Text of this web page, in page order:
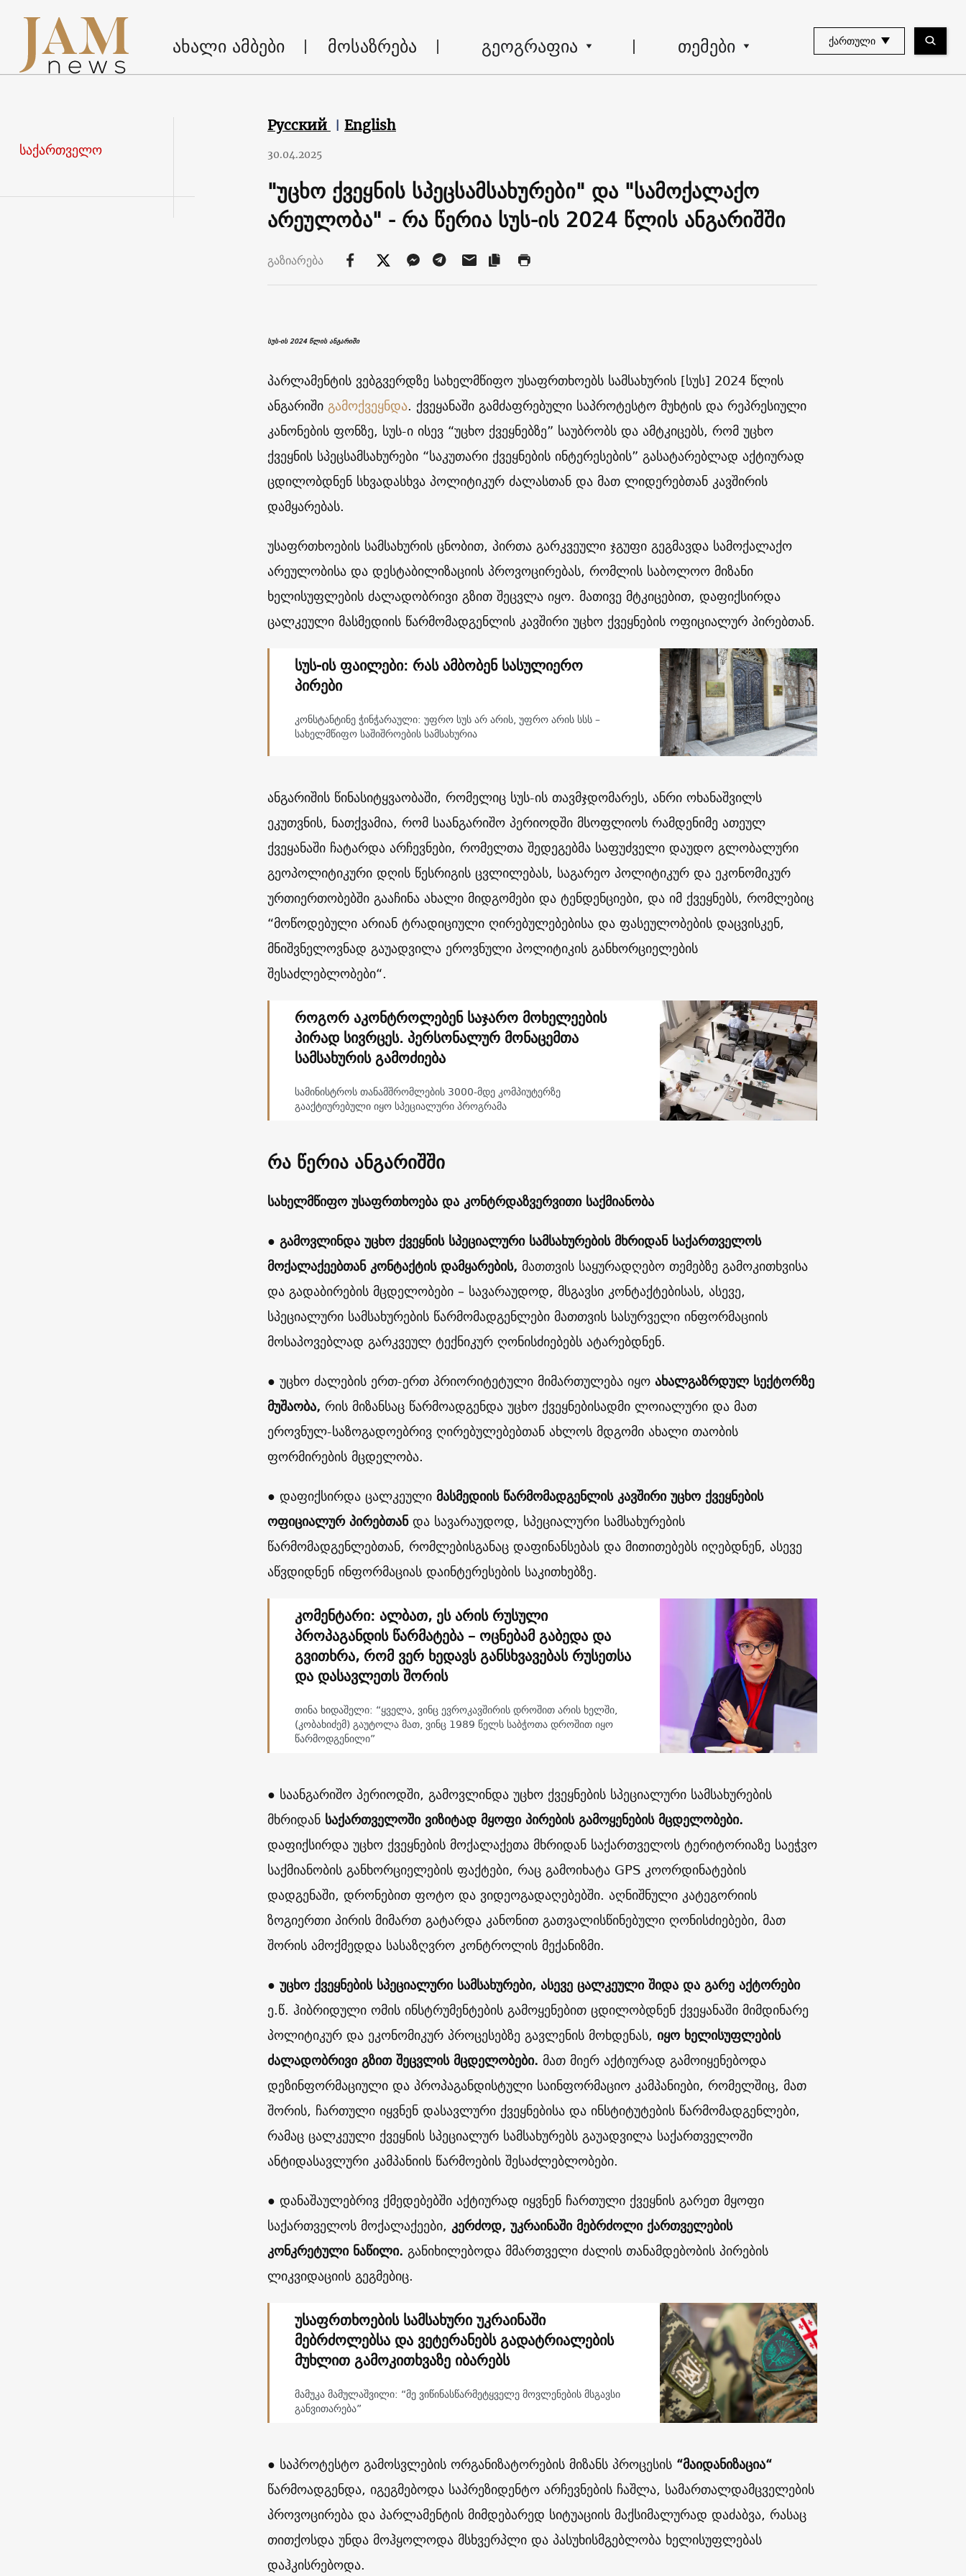
ახალი ამბები მოსაზრება გეოგრაფია თემები ᲥᲐᲠᲗᲣᲚᲘ
საქართველო
Русский English
30.04.2025
"უცხო ქვეყნის სპეცსამსახურები" და "სამოქალაქო
არეულობა" - რა წერია სუს-ის 2024 წლის ანგარიშში
გაზიარება
სუს-ის 2024 წლის ანგარიში
პარლამენტის ვებგვერდზე სახელმწიფო უსაფრთხოებს სამსახურის [სუს] 2024 წლის
ანგარიშიგამოქვეყნდა. ქვეყანაში გამძაფრებული საპროტესტო მუხტის და რეპრესიული
კანონების ფონზე, სუს-ი ისევ “უცხო ქვეყნებზე” საუბრობს და ამტკიცებს, რომ უცხო
ქვეყნის სპეცსამსახურები “საკუთარი ქვეყნების ინტერესების” გასატარებლად აქტიურად
ცდილობდნენ სხვადასხვა პოლიტიკურ ძალასთან და მათ ლიდერებთან კავშირის
დამყარებას.
უსაფრთხოების სამსახურის ცნობით, პირთა გარკვეული ჯგუფი გეგმავდა სამოქალაქო
არეულობისა და დესტაბილიზაციის პროვოცირებას, რომლის საბოლოო მიზანი
ხელისუფლების ძალადობრივი გზით შეცვლა იყო. მათივე მტკიცებით, დაფიქსირდა
ცალკეული მასმედიის წარმომადგენლის კავშირი უცხო ქვეყნების ოფიციალურ პირებთან.
სუს-ის ფაილები: რას ამბობენ სასულიერო
პირები
კონსტანტინე ჭინჭარაული: უფრო სუს არ არის, უფრო არის სსს –
სახელმწიფო საშიშროების სამსახურია
ანგარიშის წინასიტყვაობაში, რომელიც სუს-ის თავმჯდომარეს, ანრი ოხანაშვილს
ეკუთვნის, ნათქვამია, რომ საანგარიშო პერიოდში მსოფლიოს რამდენიმე ათეულ
ქვეყანაში ჩატარდა არჩევნები, რომელთა შედეგებმა საფუძველი დაუდო გლობალური
გეოპოლიტიკური დღის წესრიგის ცვლილებას, საგარეო პოლიტიკურ და ეკონომიკურ
ურთიერთობებში გააჩინა ახალი მიდგომები და ტენდენციები, და იმ ქვეყნებს, რომლებიც
“მოწოდებული არიან ტრადიციული ღირებულებებისა და ფასეულობების დაცვისკენ,
მნიშვნელოვნად გაუადვილა ეროვნული პოლიტიკის განხორციელების
შესაძლებლობები“.
როგორ აკონტროლებენ საჯარო მოხელეების
პირად სივრცეს. პერსონალურ მონაცემთა
სამსახურის გამოძიება
სამინისტროს თანამშრომლების 3000-მდე კომპიუტერზე
გააქტიურებული იყო სპეციალური პროგრამა
რა წერია ანგარიშში
სახელმწიფო უსაფრთხოება და კონტრდაზვერვითი საქმიანობა
● გამოვლინდა უცხო ქვეყნის სპეციალური სამსახურების მხრიდან საქართველოს
მოქალაქეებთან კონტაქტის დამყარების, მათთვის საყურადღებო თემებზე გამოკითხვისა
და გადაბირების მცდელობები – სავარაუდოდ, მსგავსი კონტაქტებისას, ასევე,
სპეციალური სამსახურების წარმომადგენლები მათთვის სასურველი ინფორმაციის
მოსაპოვებლად გარკვეულ ტექნიკურ ღონისძიებებს ატარებდნენ.
● უცხო ძალების ერთ-ერთ პრიორიტეტული მიმართულება იყო ახალგაზრდულ სექტორზე
მუშაობა, რის მიზანსაც წარმოადგენდა უცხო ქვეყნებისადმი ლოიალური და მათ
ეროვნულ-საზოგადოებრივ ღირებულებებთან ახლოს მდგომი ახალი თაობის
ფორმირების მცდელობა.
● დაფიქსირდა ცალკეულიმასმედიის წარმომადგენლის კავშირი უცხო ქვეყნების
ოფიციალურ პირებთანდა სავარაუდოდ, სპეციალური სამსახურების
წარმომადგენლებთან, რომლებისგანაც დაფინანსებას და მითითებებს იღებდნენ, ასევე
აწვდიდნენ ინფორმაციას დაინტერესების საკითხებზე.
კომენტარი: ალბათ, ეს არის რუსული
პროპაგანდის წარმატება – ოცნებამ გაბედა და
გვითხრა, რომ ვერ ხედავს განსხვავებას რუსეთსა
და დასავლეთს შორის
თინა ხიდაშელი: “ყველა, ვინც ევროკავშირის დროშით არის ხელში,
(კობახიძემ) გაუტოლა მათ, ვინც 1989 წელს საბჭოთა დროშით იყო
წარმოდგენილი”
● საანგარიშო პერიოდში, გამოვლინდა უცხო ქვეყნების სპეციალური სამსახურების
მხრიდან საქართველოში ვიზიტად მყოფი პირების გამოყენების მცდელობები.
დაფიქსირდა უცხო ქვეყნების მოქალაქეთა მხრიდან საქართველოს ტერიტორიაზე საეჭვო
საქმიანობის განხორციელების ფაქტები, რაც გამოიხატა GPS კოორდინატების
დადგენაში, დრონებით ფოტო და ვიდეოგადაღებებში. აღნიშნული კატეგორიის
ზოგიერთი პირის მიმართ გატარდა კანონით გათვალისწინებული ღონისძიებები, მათ
შორის ამოქმედდა სასაზღვრო კონტროლის მექანიზმი.
● უცხო ქვეყნების სპეციალური სამსახურები, ასევე ცალკეული შიდა და გარე აქტორები
ე.წ. ჰიბრიდული ომის ინსტრუმენტების გამოყენებით ცდილობდნენ ქვეყანაში მიმდინარე
პოლიტიკურ და ეკონომიკურ პროცესებზე გავლენის მოხდენას, იყო ხელისუფლების
ძალადობრივი გზით შეცვლის მცდელობები. მათ მიერ აქტიურად გამოიყენებოდა
დეზინფორმაციული და პროპაგანდისტული საინფორმაციო კამპანიები, რომელშიც, მათ
შორის, ჩართული იყვნენ დასავლური ქვეყნებისა და ინსტიტუტების წარმომადგენლები,
რამაც ცალკეული ქვეყნის სპეციალურ სამსახურებს გაუადვილა საქართველოში
ანტიდასავლური კამპანიის წარმოების შესაძლებლობები.
● დანაშაულებრივ ქმედებებში აქტიურად იყვნენ ჩართული ქვეყნის გარეთ მყოფი
საქართველოს მოქალაქეები, კერძოდ, უკრაინაში მებრძოლი ქართველების
კონკრეტული ნაწილი. განიხილებოდა მმართველი ძალის თანამდებობის პირების
ლიკვიდაციის გეგმებიც.
უსაფრთხოების სამსახური უკრაინაში
მებრძოლებსა და ვეტერანებს გადატრიალების
მუხლით გამოკითხვაზე იბარებს
მამუკა მამულაშვილი: “მე ვიწინასწარმეტყველე მოვლენების მსგავსი
განვითარება”
● საპროტესტო გამოსვლების ორგანიზატორების მიზანს პროცესის “მაიდანიზაცია“
წარმოადგენდა, იგეგმებოდა საპრეზიდენტო არჩევნების ჩაშლა, სამართალდამცველების
პროვოცირება და პარლამენტის მიმდებარედ სიტუაციის მაქსიმალურად დაძაბვა, რასაც
თითქოსდა უნდა მოჰყოლოდა მსხვერპლი და პასუხისმგებლობა ხელისუფლებას
დაჰკისრებოდა.